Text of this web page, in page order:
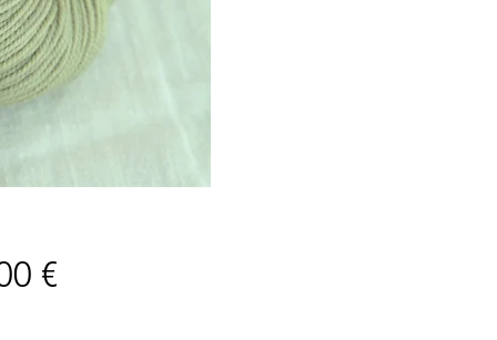
€Prix